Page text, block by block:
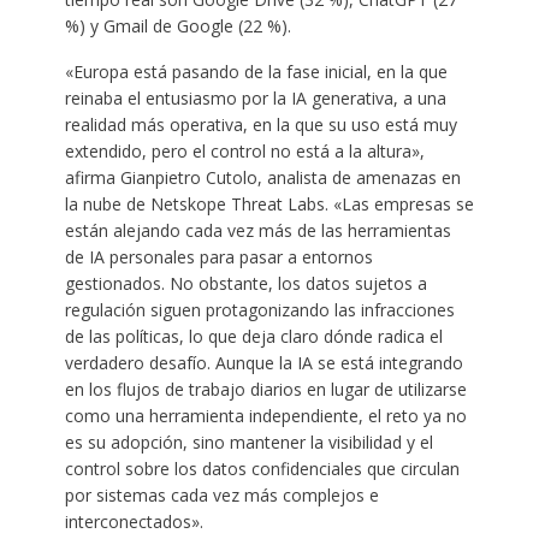
%) y Gmail de Google (22 %).
«Europa está pasando de la fase inicial, en la que
reinaba el entusiasmo por la IA generativa, a una
realidad más operativa, en la que su uso está muy
extendido, pero el control no está a la altura»,
afirma Gianpietro Cutolo, analista de amenazas en
la nube de Netskope Threat Labs. «Las empresas se
están alejando cada vez más de las herramientas
de IA personales para pasar a entornos
gestionados. No obstante, los datos sujetos a
regulación siguen protagonizando las infracciones
de las políticas, lo que deja claro dónde radica el
verdadero desafío. Aunque la IA se está integrando
en los flujos de trabajo diarios en lugar de utilizarse
como una herramienta independiente, el reto ya no
es su adopción, sino mantener la visibilidad y el
control sobre los datos confidenciales que circulan
por sistemas cada vez más complejos e
interconectados».